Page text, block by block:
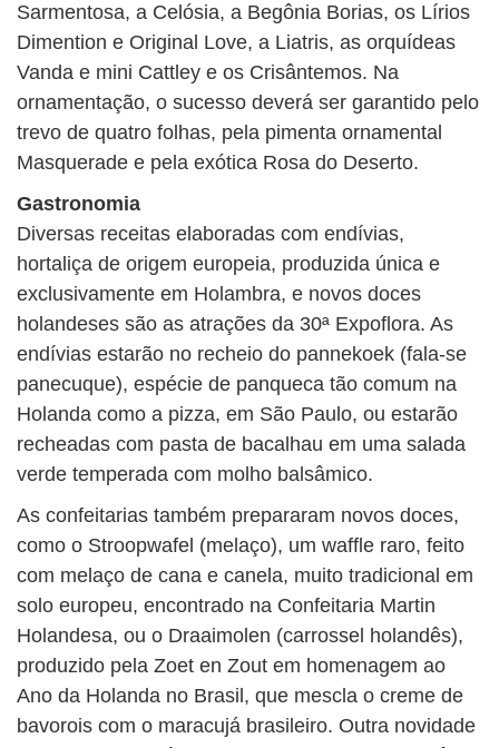
Sarmentosa, a Celósia, a Begônia Borias, os Lírios
Dimention e Original Love, a Liatris, as orquídeas
Vanda e mini Cattley e os Crisântemos. Na
ornamentação, o sucesso deverá ser garantido pelo
trevo de quatro folhas, pela pimenta ornamental
Masquerade e pela exótica Rosa do Deserto.
Gastronomia
Diversas receitas elaboradas com endívias,
hortaliça de origem europeia, produzida única e
exclusivamente em Holambra, e novos doces
holandeses são as atrações da 30ª Expoflora. As
endívias estarão no recheio do pannekoek (fala-se
panecuque), espécie de panqueca tão comum na
Holanda como a pizza, em São Paulo, ou estarão
recheadas com pasta de bacalhau em uma salada
verde temperada com molho balsâmico.
As confeitarias também prepararam novos doces,
como o Stroopwafel (melaço), um waffle raro, feito
com melaço de cana e canela, muito tradicional em
solo europeu, encontrado na Confeitaria Martin
Holandesa, ou o Draaimolen (carrossel holandês),
produzido pela Zoet en Zout em homenagem ao
Ano da Holanda no Brasil, que mescla o creme de
bavorois com o maracujá brasileiro. Outra novidade